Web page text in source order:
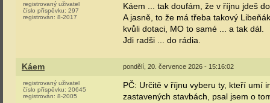
registrovaný uživatel
číslo příspěvku: 297
registrován: 8-2017
Káem ... tak doufám, že v říjnu jdeš
A jasně, to že má třeba takový
kvůli dotaci, MO to samé ... a tak dál.
Jdi radši ... do rádia.
Káem pondělí, 20. července 2026 - 15:16:02
registrovaný uživatel
číslo příspěvku: 20645
registrován: 8-2005
PČ: Určitě v říjnu vyberu ty, kteří umí
zastavených stavbách, psal jsem o